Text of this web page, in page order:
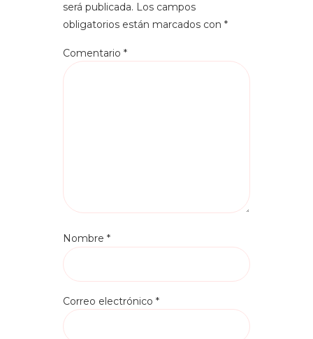
será publicada. Los campos
obligatorios están marcados con *
Comentario *
Nombre *
Correo electrónico *